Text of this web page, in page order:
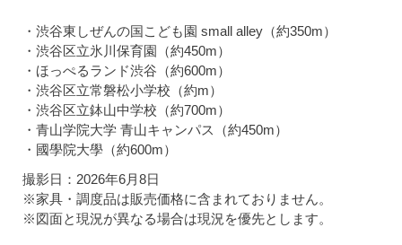
・渋谷東しぜんの国こども園 small alley（約350m）
・渋谷区立氷川保育園（約450m）
・ほっぺるランド渋谷（約600m）
・渋谷区立常磐松小学校（約m）
・渋谷区立鉢山中学校（約700m）
・青山学院大学 青山キャンパス（約450m）
・國學院大學（約600m）
撮影日：2026年6月8日
※家具・調度品は販売価格に含まれておりません。
※図面と現況が異なる場合は現況を優先とします。